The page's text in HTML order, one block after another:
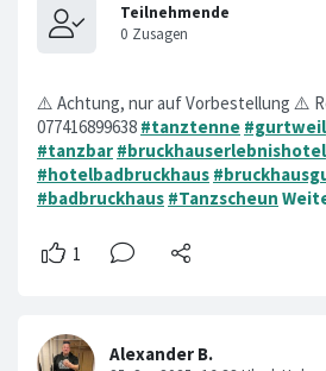
⚠️ Achtung, nur auf Vorbestellung ⚠️
077416899638 #tanztenne #gurtweil
#tanzbar #bruckhauserlebnishotel
#hotelbadbruckhaus
#badbruckhaus #Tanzscheun